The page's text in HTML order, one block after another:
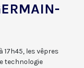
17h45, les vêpres
technologie